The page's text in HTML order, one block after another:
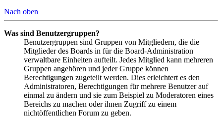
Nach oben
Was sind Benutzergruppen?
Benutzergruppen sind Gruppen von Mitgliedern, die die
Mitglieder des Boards in für die Board-Administration
verwaltbare Einheiten aufteilt. Jedes Mitglied kann mehreren
Gruppen angehören und jeder Gruppe können
Berechtigungen zugeteilt werden. Dies erleichtert es den
Administratoren, Berechtigungen für mehrere Benutzer auf
einmal zu ändern und sie zum Beispiel zu Moderatoren eines
Bereichs zu machen oder ihnen Zugriff zu einem
nichtöffentlichen Forum zu geben.